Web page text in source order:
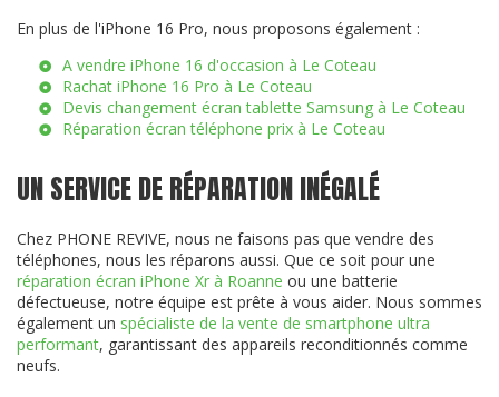
En plus de l'iPhone 16 Pro, nous proposons également :
A vendre iPhone 16 d'occasion à Le Coteau
Rachat iPhone 16 Pro à Le Coteau
Devis changement écran tablette Samsung à Le Coteau
Réparation écran téléphone prix à Le Coteau
UN SERVICE DE RÉPARATION INÉGALÉ
Chez PHONE REVIVE, nous ne faisons pas que vendre des
téléphones, nous les réparons aussi. Que ce soit pour une
réparation écran iPhone Xr à Roanne ou une batterie
défectueuse, notre équipe est prête à vous aider. Nous sommes
également un spécialiste de la vente de smartphone ultra
performant, garantissant des appareils reconditionnés comme
neufs.